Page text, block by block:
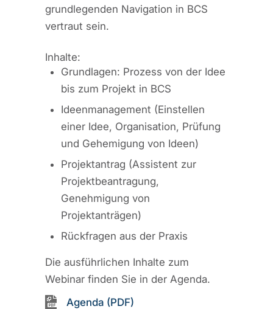
grundlegenden Navigation in BCS
vertraut sein.
Inhalte:
Grundlagen: Prozess von der Idee
bis zum Projekt in BCS
Ideenmanagement (Einstellen
einer Idee, Organisation, Prüfung
und Gehemigung von Ideen)
Projektantrag (Assistent zur
Projektbeantragung,
Genehmigung von
Projektanträgen)
Rückfragen aus der Praxis
Die ausführlichen Inhalte zum
Webinar finden Sie in der Agenda.
Agenda (PDF)